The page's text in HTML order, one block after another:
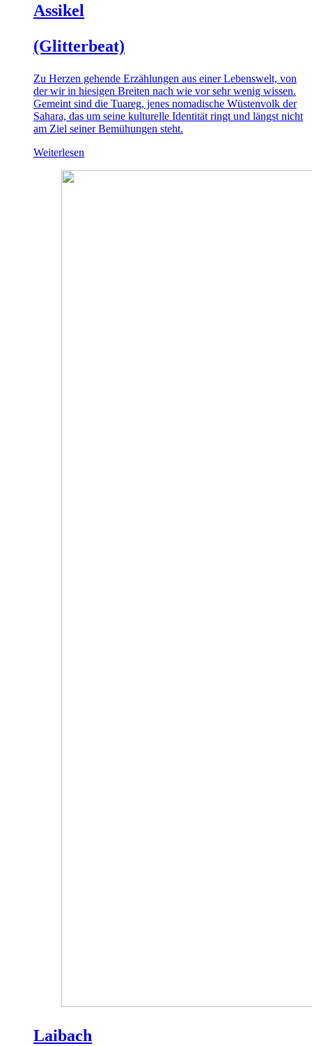
Assikel
(Glitterbeat)
Zu Herzen gehende Erzählungen aus einer Lebenswelt, von
der wir in hiesigen Breiten nach wie vor sehr wenig wissen.
Gemeint sind die Tuareg, jenes nomadische Wüstenvolk der
Sahara, das um seine kulturelle Identität ringt und längst nicht
am Ziel seiner Bemühungen steht.
Weiterlesen
Laibach